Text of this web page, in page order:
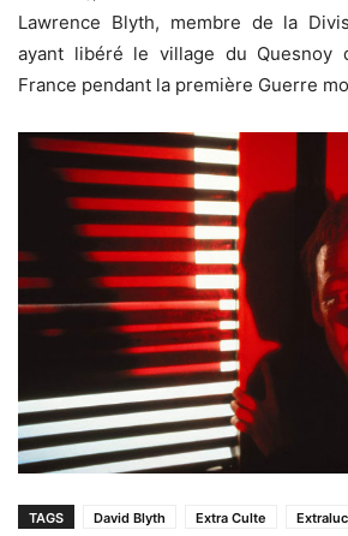
Lawrence Blyth, membre de la
ayant libéré le village du Quesnoy
France pendant la première Guerre
TAGS David Blyth Extra Culte